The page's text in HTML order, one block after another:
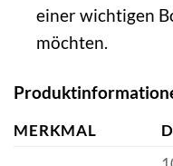
einer wichtigen
möchten.
MERKMAL